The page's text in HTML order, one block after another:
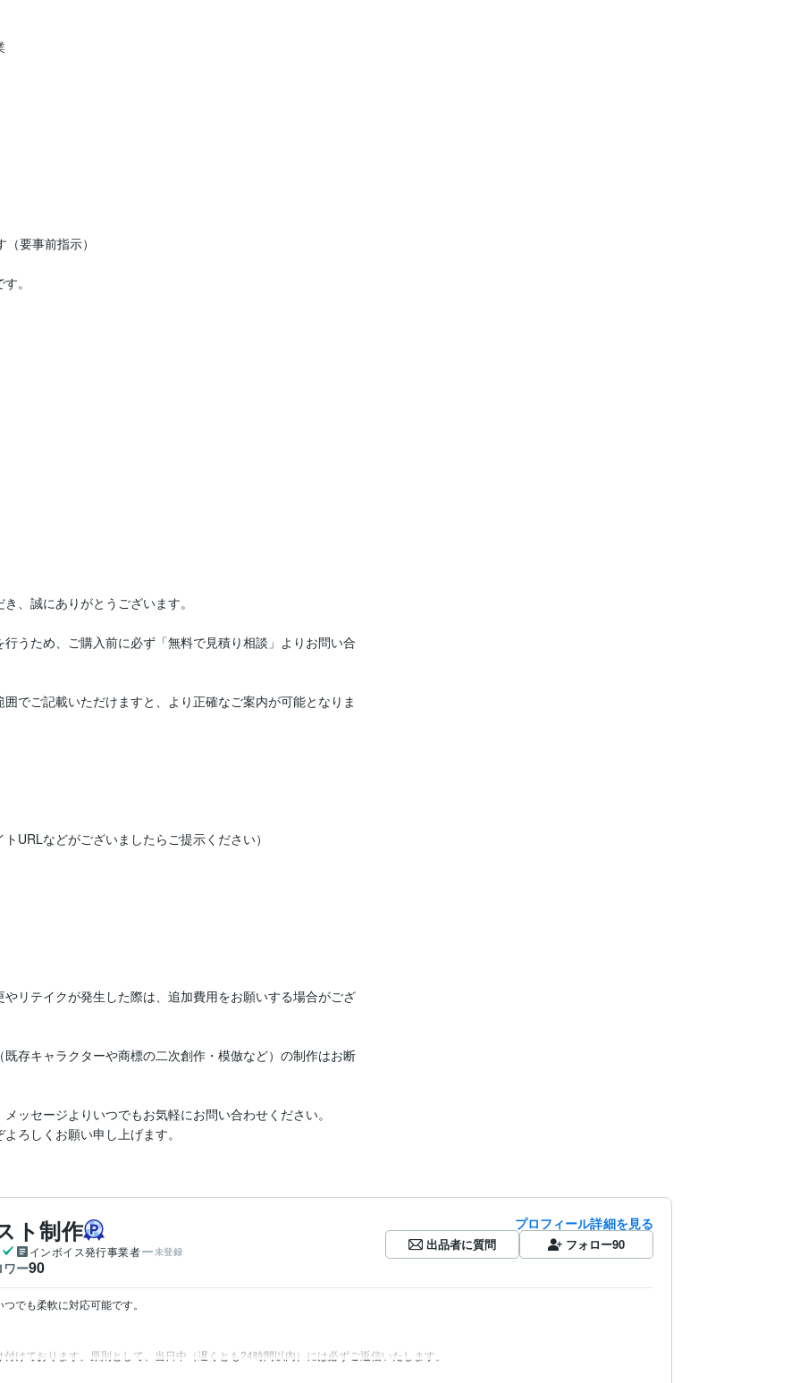
要事前指示）
。
、誠にありがとうございます。
うため、ご購入前に必ず「無料で見積り相談」よりお問い合
でご記載いただけますと、より正確なご案内が可能となりま
URLなどがございましたらご提示ください）
リテイクが発生した際は、追加費用をお願いする場合がござ
存キャラクターや商標の二次創作・模倣など）の制作はお断
ッセージよりいつでもお気軽にお問い合わせください。
ろしくお願い申し上げます。
ト制作
インボイス発行事業者 未登録
ワー90
プロフィール詳細を見る
出品者に質問 フォロー90
でも柔軟に対応可能です。
付けております。原則として、当日中（遅くとも24時間以内）には必ずご返信いたします。